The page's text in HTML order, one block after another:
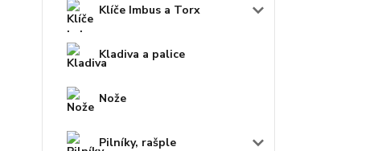
Klíče Imbus a Torx
Kladiva a palice
Nože
Pilníky, rašple